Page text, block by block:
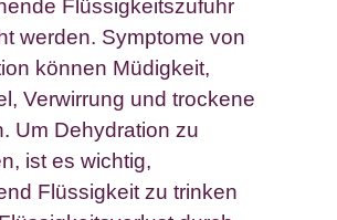
Flüssigkeitszufuhr
werden. Symptome von
können Müdigkeit,
Verwirrung und trockene
Um Dehydration zu
ist es wichtig,
Flüssigkeit zu trinken